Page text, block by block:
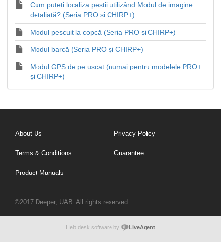
Cum puteți localiza peștii utilizând Modul de imagine
detaliată? (Seria PRO și CHIRP+)
Modul pescuit la copcă (Seria PRO și CHIRP+)
Modul barcă (Seria PRO și CHIRP+)
Modul GPS de pe uscat (numai pentru modelele PRO+
și CHIRP+)
About Us Privacy Policy
Terms & Conditions Guarantee
Product Manuals
©2017 Deeper, UAB. All rights reserved.
Help desk software by LiveAgent